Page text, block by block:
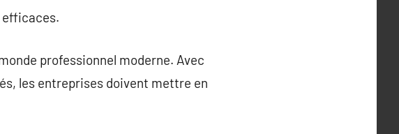
professionnel moderne. Avec
les entreprises doivent mettre en